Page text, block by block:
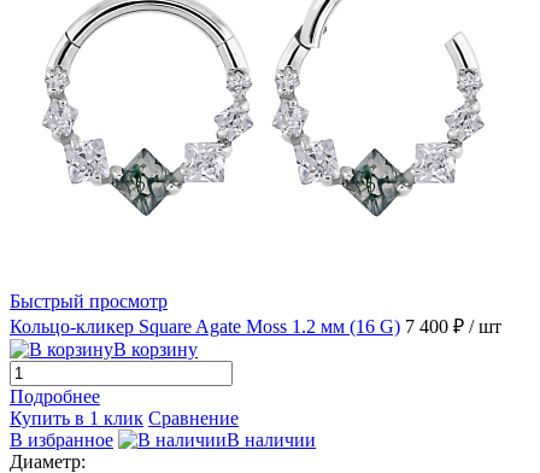
Быстрый просмотр
Кольцо-кликер Square Agate Moss 1.2 мм (16 G) 7 400 ₽ / шт
В корзину
Подробнее
Купить в 1 клик Сравнение
В избранное
В наличии
Диаметр: